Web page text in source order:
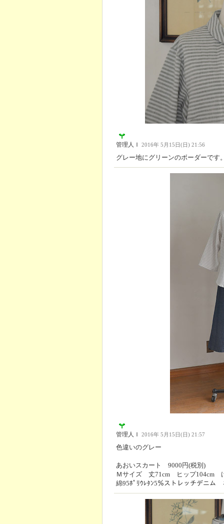
管理人Ｉ 2016年 5月15日(日) 21:56
グレー地にグリーンのボーダーです
管理人Ｉ 2016年 5月15日(日) 21:57
色違いのグレー
あおいスカート 9000円(税別)
Ｍサイズ 丈71cm ヒップ104cm
綿95ﾎﾟﾘｳﾚﾀﾝ5％ストレッチデニム